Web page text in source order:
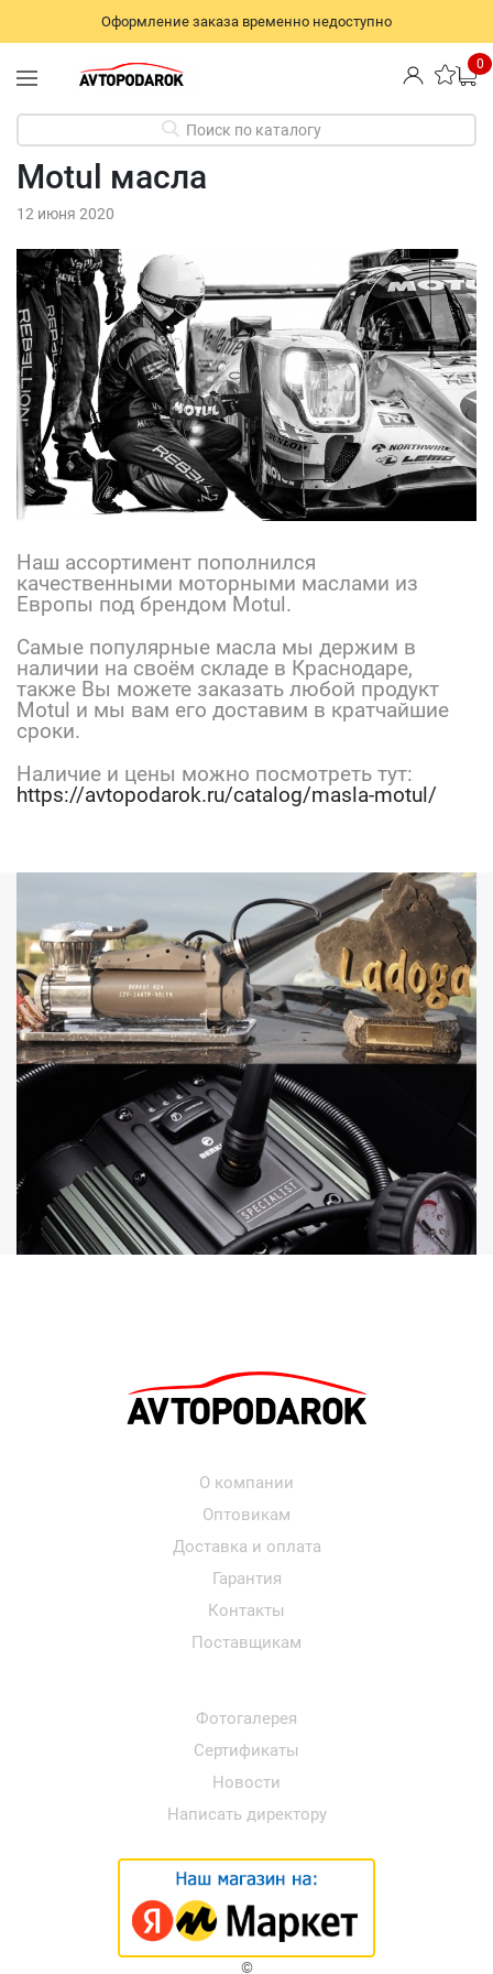
Оформление заказа временно недоступно
0
Поиск по каталогу
Motul масла
12 июня 2020
Наш ассортимент пополнился
качественными моторными маслами из
Европы под брендом Motul.
Самые популярные масла мы держим в
наличии на своём складе в Краснодаре,
также Вы можете заказать любой продукт
Motul и мы вам его доставим в кратчайшие
сроки.
Наличие и цены можно посмотреть тут:
https://avtopodarok.ru/catalog/masla-motul/
О компании
Оптовикам
Доставка и оплата
Гарантия
Контакты
Поставщикам
Фотогалерея
Сертификаты
Новости
Написать директору
©